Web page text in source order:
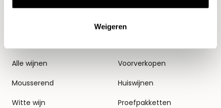
Weigeren
Alle wijnen
Mousserend
Witte wijn
Thema's
Voorverkopen
Huiswijnen
Proefpakketten